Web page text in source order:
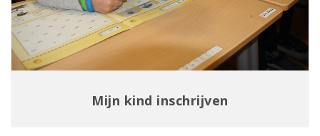
Mijn kind inschrijven